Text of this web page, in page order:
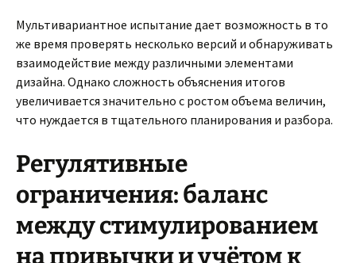
Мультивариантное испытание дает возможность в то
же время проверять несколько версий и обнаруживать
взаимодействие между различными элементами
дизайна. Однако сложность объяснения итогов
увеличивается значительно с ростом объема величин,
что нуждается в тщательного планирования и разбора.
Регулятивные
ограничения: баланс
между стимулированием
на привычки и учётом к